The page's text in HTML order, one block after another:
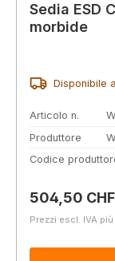
Sedia ESD
morbide
Disponibile
Articolo n.
Produttore
Codice
Prezzo
504,50 CHF
Prezzi escl. IVA